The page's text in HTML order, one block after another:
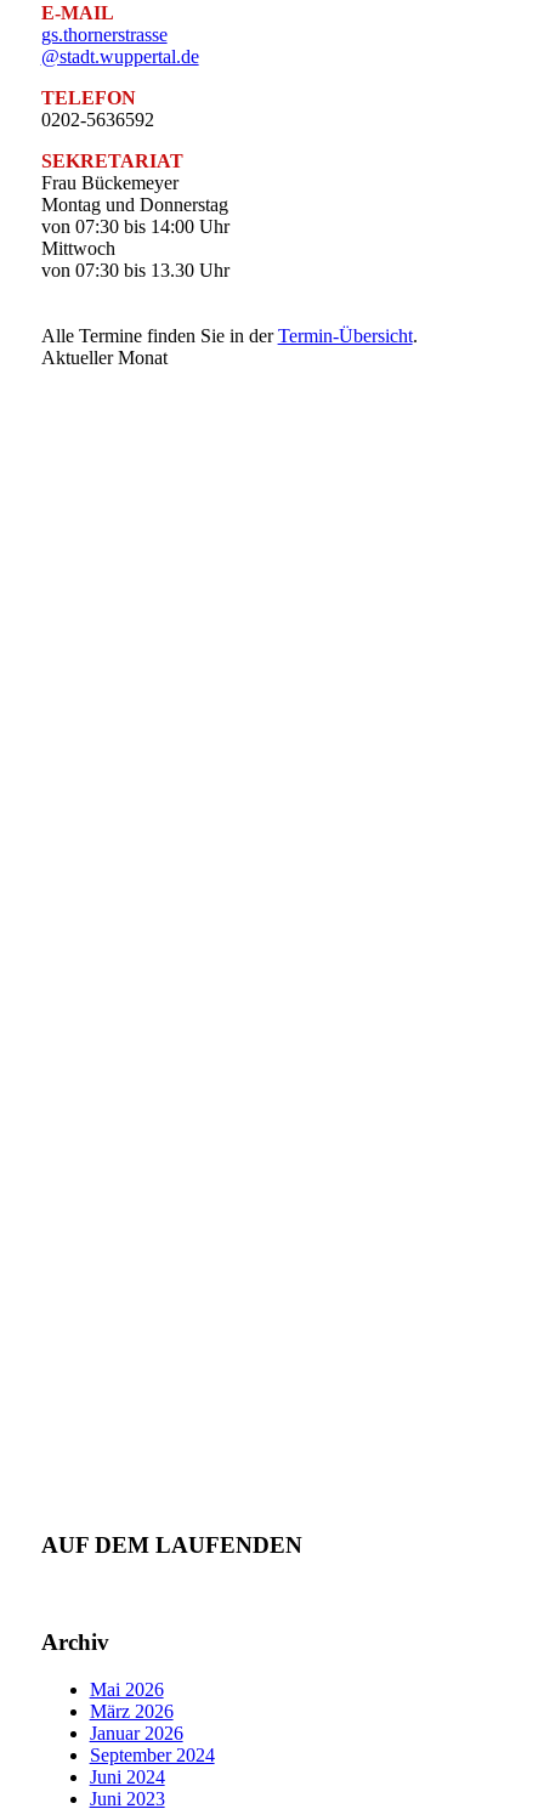
E-MAIL
gs.thornerstrasse
@stadt.wuppertal.de
TELEFON
0202-5636592
SEKRETARIAT
Frau Bückemeyer
Montag und Donnerstag
von 07:30 bis 14:00 Uhr
Mittwoch
von 07:30 bis 13.30 Uhr
Alle Termine finden Sie in derTermin-Übersicht.
Aktueller Monat
AUF DEM LAUFENDEN
Archiv
Mai 2026
März 2026
Januar 2026
September 2024
Juni 2024
Juni 2023